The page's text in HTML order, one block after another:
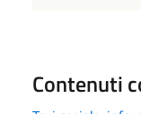
Contenuti